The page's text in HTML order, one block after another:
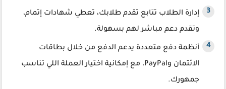
إدارة الطلاب تتابع تقدم طلابك، تعطي شهادات إتمام،
وتقدم دعم مباشر لهم بسهولة.
أنظمة دفع متعددة يدعم الدفع من خلال بطاقات
الائتمان وPayPal، مع إمكانية اختيار العملة اللي تناسب
جمهورك.